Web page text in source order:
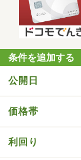
条件を追加する
公開日
価格帯
利回り